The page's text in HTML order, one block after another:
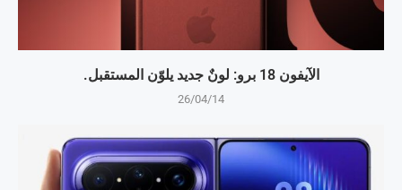
الآيفون 18 برو: لونٌ جديد يلوّن المستقبل.
26/04/14